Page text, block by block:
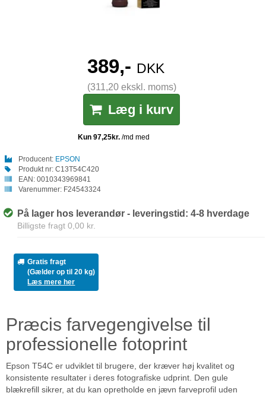
389,- DKK
(311,20 ekskl. moms)
Læg i kurv
Producent: EPSON
Produkt nr: C13T54C420
EAN: 0010343969841
Varenummer: F24543324
På lager hos leverandør - leveringstid: 4-8 hverdage
Billigste fragt 0,00 kr.
Gratis fragt
(Gælder op til 20 kg)
Læs mere her
Præcis farvegengivelse til
professionelle fotoprint
Epson T54C er udviklet til brugere, der kræver høj kvalitet og
konsistente resultater i deres fotografiske udprint. Den gule
blækrefill sikrer, at du kan opretholde en jævn farveprofil uden